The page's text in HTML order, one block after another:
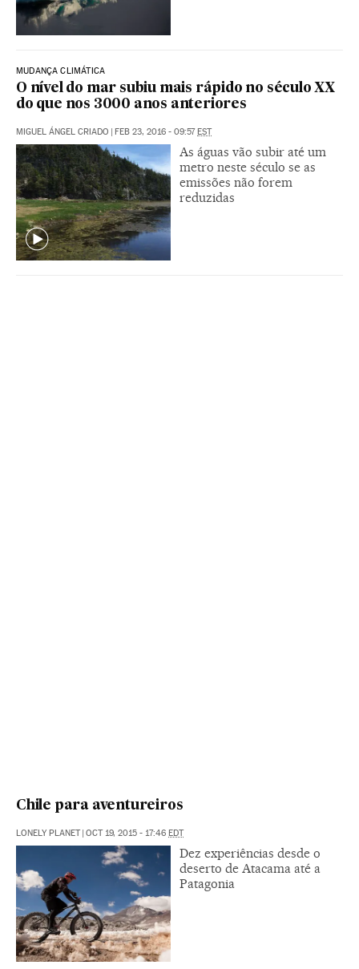
MUDANÇA CLIMÁTICA
O nível do mar subiu mais rápido no século XX
do que nos 3000 anos anteriores
MIGUEL ÁNGEL CRIADO | FEB 23, 2016 - 09:57EST
As águas vão subir até um
metro neste século se as
emissões não forem
reduzidas
Chile para aventureiros
LONELY PLANET | OCT 19, 2015 - 17:46 EDT
Dez experiências desde o
deserto de Atacama até a
Patagonia